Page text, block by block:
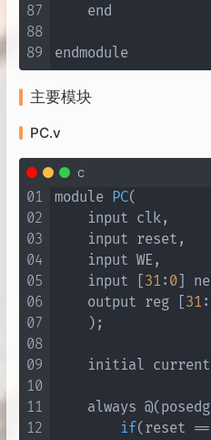
87
88
89
    end
主要模块
PC.v
c
01
02
03
04
05
06
07
08
09
10
11
12
module PC(
    input clk,
    input reset,
    input WE,
    input [
31: 0 ]
    output reg [
31:
    )
;
initial
always
if(reset ==